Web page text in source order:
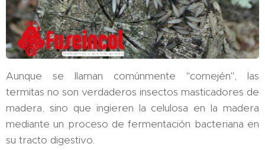
Aunque se llaman comúnmente "comején", las
termitas no son verdaderos insectos masticadores de
madera, sino que ingieren la celulosa en la madera
mediante un proceso de fermentación bacteriana en
su tracto digestivo.